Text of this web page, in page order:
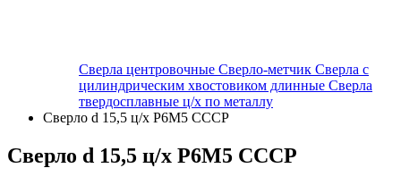
Сверла центровочные Сверло-метчик Сверла с
цилиндрическим хвостовиком длинные Сверла
твердосплавные ц/х по металлу
Сверло d 15,5 ц/х Р6М5 СССР
Сверло d 15,5 ц/х Р6М5 СССР